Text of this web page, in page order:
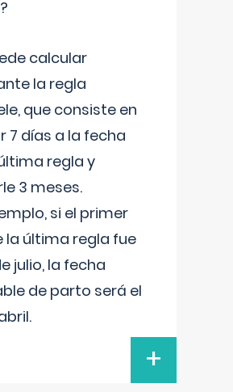
calcular
la regla
que consiste en
7 días a la fecha
regla y
3 meses.
si el primer
la última regla fue
julio, la fecha
de parto será el
+